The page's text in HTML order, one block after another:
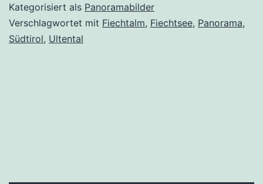
Kategorisiert als Panoramabilder
Verschlagwortet mit Fiechtalm, Fiechtsee, Panorama,
Südtirol, Ultental